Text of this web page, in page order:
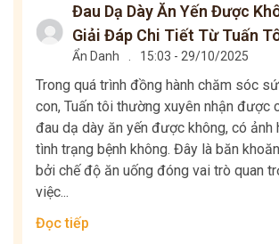
Đau Dạ Dày Ăn Yến Được
Giải Đáp Chi Tiết Từ Tuấn
Ẩn Danh 15:03 - 29/10/2025
Trong quá trình đồng hành chăm sóc
con, Tuấn tôi thường xuyên nhận được
đau dạ dày ăn yến được không, có ảnh
tình trạng bệnh không. Đây là băn
bởi chế độ ăn uống đóng vai trò quan
việc...
Đọc tiếp